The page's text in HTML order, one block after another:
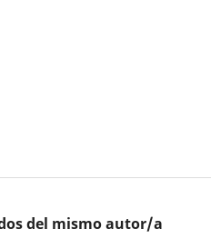
del mismo autor/a